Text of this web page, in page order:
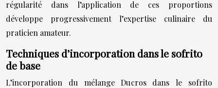
régularité dans l’application de ces proportions
développe progressivement l’expertise culinaire du
praticien amateur.
Techniques d’incorporation dans le sofrito
de base
L’incorporation du mélange Ducros dans le sofrito